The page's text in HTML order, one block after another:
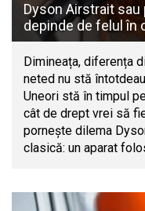
Dyson Airstrait sau
depinde de felul în
Dimineața, diferența
neted nu stă
Uneori stă în timpul
cât de drept vrei să
pornește dilema
clasică: un aparat